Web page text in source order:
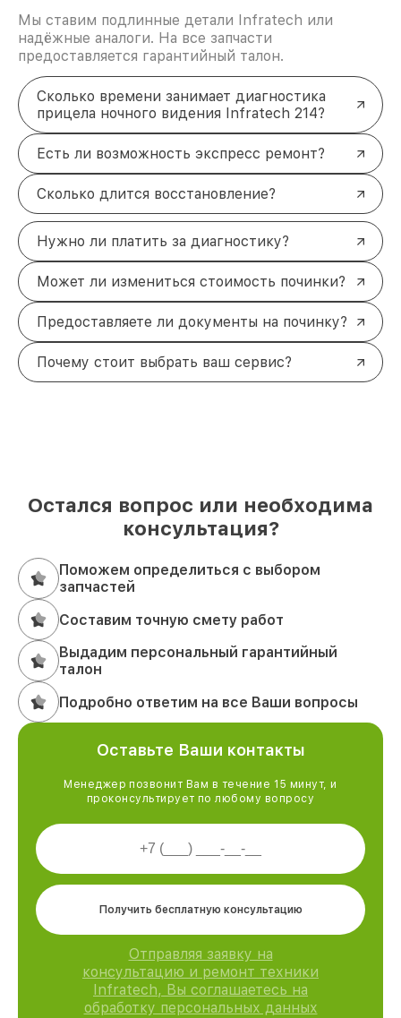
Мы ставим подлинные детали Infratech или
надёжные аналоги. На все запчасти
предоставляется гарантийный талон.
Сколько времени занимает диагностика
прицела ночного видения Infratech 214?
Есть ли возможность экспресс ремонт?
Сколько длится восстановление?
Нужно ли платить за диагностику?
Может ли измениться стоимость починки?
Предоставляете ли документы на починку?
Почему стоит выбрать ваш сервис?
Остался вопрос или необходима
консультация?
Поможем определиться с выбором
запчастей
Составим точную смету работ
Выдадим персональный гарантийный
талон
Подробно ответим на все Ваши вопросы
Оставьте Ваши контакты
Менеджер позвонит Вам в течение 15 минут, и
проконсультирует по любому вопросу
Получить бесплатную консультацию
Отправляя заявку на
консультацию и ремонт техники
Infratech, Вы соглашаетесь на
обработку персональных данных